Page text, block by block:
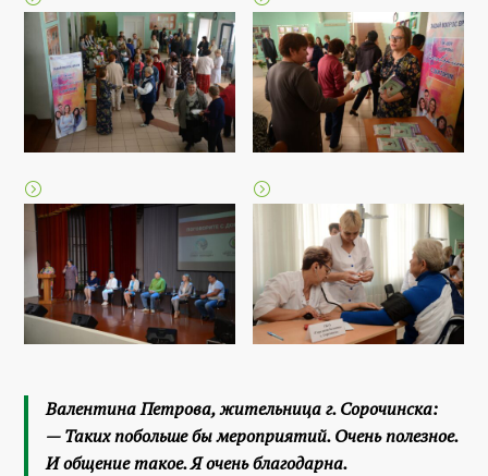
Валентина Петрова, жительница г. Сорочинска:
— Таких побольше бы мероприятий. Очень полезное.
И общение такое. Я очень благодарна.